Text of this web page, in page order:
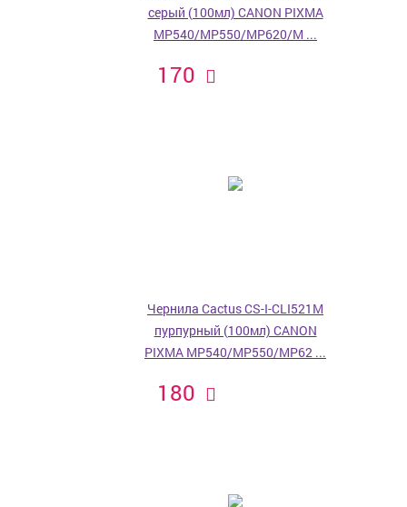
серый (100мл) CANON PIXMA
MP540/MP550/MP620/M ...
170
Чернила Cactus CS-I-CLI521M
пурпурный (100мл) CANON
PIXMA MP540/MP550/MP62 ...
180